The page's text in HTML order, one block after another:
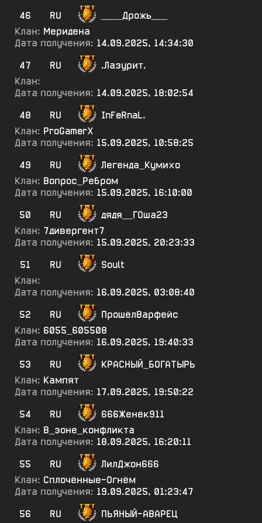
46
RU
____Дрожь___
Клан: Меридена
Дата получения: 14.09.2025, 14:34:30
47
RU
.Лазурит.
Клан:
Дата получения: 14.09.2025, 18:02:54
48
RU
InFeRnaL.
Клан: ProGamerX
Дата получения: 15.09.2025, 10:58:25
49
RU
Легенда_Кумихо
Клан: Вопрос_Ребром
Дата получения: 15.09.2025, 16:10:00
50
RU
дядя__ГОша23
Клан: 7дивергент7
Дата получения: 15.09.2025, 20:23:33
51
RU
Soult
Клан:
Дата получения: 16.09.2025, 03:08:40
52
RU
ПрошёлВарфейс
Клан: 6055_605508
Дата получения: 16.09.2025, 19:40:33
53
RU
КРАСНЫЙ_БОГАТЫРЬ
Клан: Кампят
Дата получения: 17.09.2025, 19:50:22
54
RU
666Женёк911
Клан: В_зоне_конфликта
Дата получения: 18.09.2025, 16:20:11
55
RU
ЛилДжон666
Клан: Сплочённые-Огнём
Дата получения: 19.09.2025, 01:23:47
56
RU
ПЬЯНЫЙ-АВАРЕЦ